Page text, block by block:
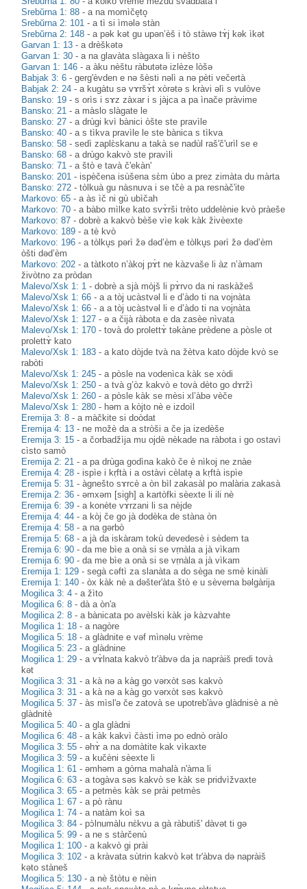
Srebŭrna 1: 88 -a na momìče̥to̥
Srebŭrna 2: 101 -a tì si ìmələ stàn
Srebŭrna 2: 148 -a pək kət gu upən’èš i tò stàwə tɤ̀j kək ìkət
Garvan 1: 13 -a drèškətə
Garvan 1: 30 -a na glavàta slàgaxa li i nèšto
Garvan 1: 146 -a àku nèštu ràbutətə izlèze lòšə
Babjak 3: 6 -gerg'èvden e nə šèsti nəlì a nə pèti večertà
Babjak 2: 24 -a kugàtu sə vɤršɤ̀t xòrətə s kràvi əlì s vulòve
Bansko: 19 -s orìs i sɤz zàxar i s jàjca a pa ìnače pràvime
Bansko: 21 -a màslo slàgate le
Bansko: 27 -a drùgi kvì bànici òšte ste pravìle
Bansko: 40 -a s tìkva pravìle le ste bànica s tìkva
Bansko: 58 -sedì zaplɛ̀skanu a takà se nadùl raš'č'urìl se e
Bansko: 68 -a drùgo kakvò ste pravìli
Bansko: 71 -a štò e tavà č'ekàn'
Bansko: 201 - ispèčena isùšena sɛ̀m ùbo a prez zimàta du màrta
Bansko: 272 -tòlkuà gu nàsnuva i se tčè a pa resnàč'ite
Markovo: 65 -a às ìč ni gù ubìčah
Markovo: 70 -a bàbo mìlke kato svɤ̀rši trèto uddelènie kvò pràeše
Markovo: 87 -dobrè a kakvò bèše vìe kək kàk živèexte
Markovo: 189 -a tè kvò
Markovo: 196 -a tòlku̥s pərì žə dəd’èm e tòlku̥s pərì žə dəd’èm
òšti dəd’èm
Markovo: 202 -a tàtkoto n’àkoj pɤ̀t ne kàzvaše li àz n’àmam
živòtno za pròdan
Malevo/Xsk 1: 1 -dobrè a sjà mòjš li pɤ̀rvo da ni raskàžeš
Malevo/Xsk 1: 66 -a a tòj ucàstvəl li e d’àdo ti na vojnàta
Malevo/Xsk 1: 66 -a a tòj ucàstvəl li e d’àdo ti na vojnàta
Malevo/Xsk 1: 127 -ə a čijà ràbota e da zasèe nìvata
Malevo/Xsk 1: 170 -tovà do prolettɤ̀ təkàne prèdene a pòsle ot
prolettɤ̀ kato
Malevo/Xsk 1: 183 -a kato dòjde tvà na žètva kato dòjde kvò se
rabòti
Malevo/Xsk 1: 245 -a pòsle na vodenìca kàk se xòdi
Malevo/Xsk 1: 250 -a tvà g’òz kakvò e tovà dèto go dɤržì
Malevo/Xsk 1: 260 -a pòsle kàk se mèsi xl’àbə vèče
Malevo/Xsk 1: 280 - həm a kòjto nè e izdoìl
Eremija 3: 8 -a màčkite si doòdat
Eremija 4: 13 - ne možè da a stròši a če ja izedèše
Eremija 3: 15 -a čorbadžìja mu ojdè nèkade na ràbota i go ostavì
cìsto samò
Eremija 2: 21 -a pa drùga godìna kakò če è nìkoj ne znàe
Eremija 4: 28 - ispìe i kṛftà i a ostàvi cèlatə̥ a kṛftà ispìe
Eremija 5: 31 -àgnešto sɤrcè a òn bìl zakasàl po malària zakasà
Eremija 2: 36 -əmxəm [sigh] a kartòfki sèexte li ili nè
Eremija 6: 39 -a konète vɤ̀rzani li sa nèjde
Eremija 4: 44 -a kòj če go jà dodèka de stàna òn
Eremija 4: 58 -a na gərbò
Eremija 5: 68 -a jà da iskàram tokù devedesè i sèdem ta
Eremija 6: 90 -da me bìe a onà si se vṛnàla a jà vìkam
Eremija 6: 90 -da me bìe a onà si se vṛnàla a jà vìkam
Eremija 1: 129 -segà cəftì za slanàta a do sèga ne smè kinàli
Eremija 1: 140 -òx kàk nè a dəšter'àta štò e u sèverna bəlgàrija
Mogilica 3: 4 -a žìto
Mogilica 6: 8 -dà a òn'a
Mogilica 2: 8 -a bànicata po avèlski kàk jə kàzvahte
Mogilica 1: 18 -a nagòre
Mogilica 5: 18 -a glàdnite e vəf mìnəlu vrème
Mogilica 5: 23 -a glàdnine
Mogilica 1: 29 -a vɤ̀lnata kakvò tr'àbvə da ja napràiš predi tovà
kət
Mogilica 3: 31 -a kà nə a kàg go vərxòt səs kakvò
Mogilica 3: 31 -a kà nə a kàg go vərxòt səs kakvò
Mogilica 5: 37 -às mìsl'ə če zatovà se upotreb'àvə glàdnisè a nè
glàdnitè
Mogilica 5: 40 -a gla glàdni
Mogilica 6: 48 -a kàk kakvì čàsti ìmə po ednò oràlo
Mogilica 3: 55 -əhɤ̀ a na domàtite kak vìkaxte
Mogilica 3: 59 -a kučèni sèexte li
Mogilica 1: 61 -əmhəm a gòrna mahalà n'àma li
Mogilica 6: 63 -a togàva səs kakvò se kàk se pridvìžvaxte
Mogilica 3: 65 -a petmès kàk se prài petmès
Mogilica 1: 67 -a pò rànu
Mogilica 1: 74 -a natàm koì sa
Mogilica 3: 84 -pɔ̀lnumàlu nɛ̀kvu a gà ràbutiš' dàvət ti gə
Mogilica 5: 99 -a ne s stàrčenù
Mogilica 1: 100 -a kakvò gi prài
Mogilica 3: 102 -a kràvata sùtrin kakvò kət tr'àbva də napràiš
kəto stàneš
Mogilica 5: 130 -a nè štòtu e nèin